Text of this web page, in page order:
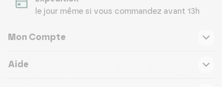
le jour même si vous commandez avant 13h
Mon Compte
Aide